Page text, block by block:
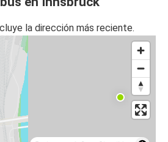
la dirección más reciente.